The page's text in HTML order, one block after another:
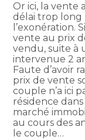
Or ici, la vente
délai trop long
l’exonération.
vente au prix
vendu, suite à
intervenue 2
Faute d’avoir
prix de vente
couple n’a ici
résidence
marché
au cours des
le couple…